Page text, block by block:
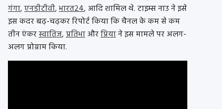
गंगा,एनडीटीवी,भारत24, आदि शामिल थे. टाइम्स नाउ ने इसे
इस कदर बढ़-चढ़कर रिपोर्ट किया कि चैनल के कम से कम
तीन एंकरस्वातिज,प्रतिभाऔरप्रियाने इस मामले पर अलग-
अलग प्रोग्राम किया.